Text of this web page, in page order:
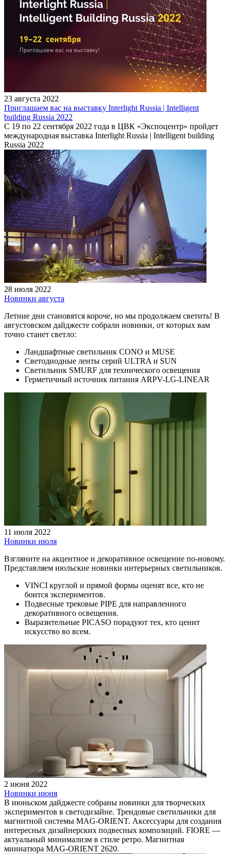
23 августа 2022
Приглашаем вас на выставку Interlight Russia | Intelligent
building Russia 2022
С 19 по 22 сентября 2022 года в ЦВК «Экспоцентр» пройдет
международная выставка Interlight Russia | Intelligent building
Russia 2022
28 июля 2022
Новинки августа
Летние дни становятся короче, но мы продолжаем светить! В
августовском дайджесте собрали новинки, от которых вам
точно станет светло:
Ландшафтные светильник CONO и MUSE
Светодиодные ленты серий ULTRA и SUN
Светильник SMURF для технического освещения
Герметичный источник питания ARPV-LG-LINEAR
11 июля 2022
Новинки июля
Взгляните на акцентное и декоративное освещение по-новому.
Представляем июльские новинки интерьерных светильников.
VINCI круглой и прямой формы оценят все, кто не
боится экспериментов.
Подвесные трековые PIPE для направленного
декоративного освещения.
Выразительные PICASO порадуют тех, кто ценит
искусство во всем.
2 июня 2022
Новинки июня
В июньском дайджесте собраны новинки для творческих
экспериментов в светодизайне. Трендовые светильники для
магнитной системы MAG-ORIENT. Аксессуары для создания
интересных дизайнерских подвесных композиций. FIORE —
актуальный минимализм в стиле ретро. Магнитная
миниатюра MAG-ORIENT 2620.